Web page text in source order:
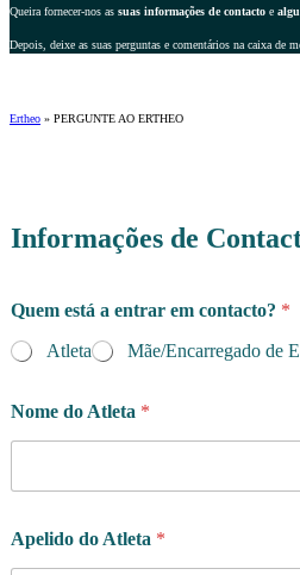
Queira fornecer-nos as suas informações de contacto e
Depois, deixe as suas perguntas e comentários na caixa de
Ertheo » PERGUNTE AO ERTHEO
Informações de
m
Q
u
l
e
i
v
Quem está a entrar em contacto? *
Atleta
Mãe/Encarregado de
Nome do Atleta *
Apelido do Atleta *